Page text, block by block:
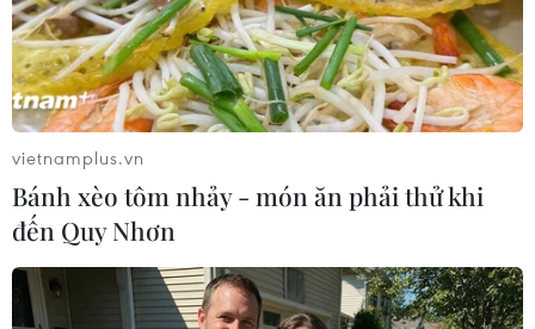
#Đầu thú
TP. Hà Nội
vietnamplus.vn
Bánh xèo tôm nhảy - món ăn phải thử khi
đến Quy Nhơn